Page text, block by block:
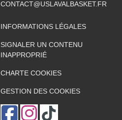
CONTACT@USLAVALBASKET.FR
INFORMATIONS LÉGALES
SIGNALER UN CONTENU
INAPPROPRIÉ
CHARTE COOKIES
GESTION DES COOKIES